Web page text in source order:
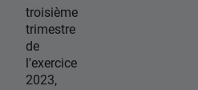
troisième
trimestre
de
l'exercice
2023,